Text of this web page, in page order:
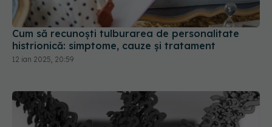
Cum să recunoști tulburarea de personalitate
histrionică: simptome, cauze și tratament
12 ian 2025, 20:59